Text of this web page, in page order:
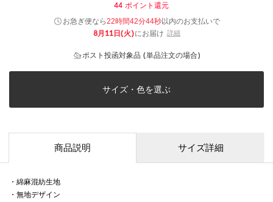
44ポイント還元
お急ぎ便なら22時間42分44秒以内のお支払いで
8月11日(火)にお届け 詳細
ポスト投函対象品 (単品注文の場合)
サイズ・色を選ぶ
商品説明 サイズ詳細
・綿麻混紡生地
・無地デザイン